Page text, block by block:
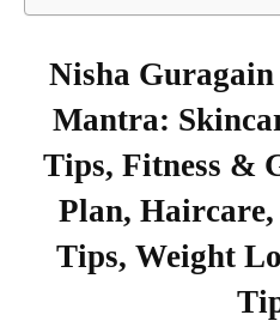
Nisha Guragain
Mantra:
Tips, Fitness &
Plan,
Tips, Weight